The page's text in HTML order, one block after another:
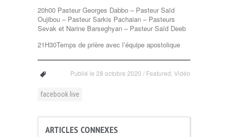
20h00 Pasteur Georges Dabbo – Pasteur Saïd
Oujibou – Pasteur Sarkis Pachaian – Pasteurs
Sevak et Narine Barseghyan – Pasteur Saïd Deeb
21H30Temps de prière avec l’équipe apostolique
Publié le 28 octobre 2020 / Featured Vidéo
facebook live
ARTICLES CONNEXES